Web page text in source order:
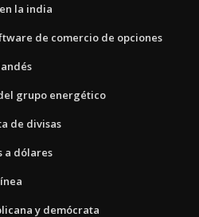
la india
de comercio de opciones
grupo energético
de divisas
a dólares
y demócrata